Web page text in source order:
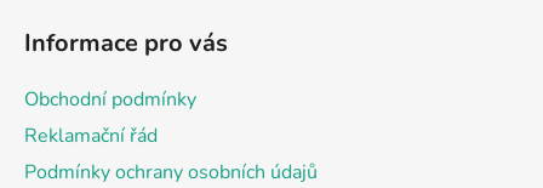
Informace pro vás
Obchodní podmínky
Reklamační řád
Podmínky ochrany osobních údajů